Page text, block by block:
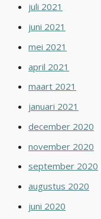
juli 2021
juni 2021
mei 2021
april 2021
maart 2021
januari 2021
december 2020
november 2020
september 2020
augustus 2020
juni 2020